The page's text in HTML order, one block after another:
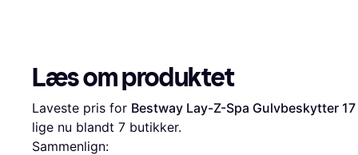
Læs om produktet
Laveste pris for Bestway Lay-Z-Spa Gulvbeskytter
lige nu blandt 7 butikker.
Sammenlign: